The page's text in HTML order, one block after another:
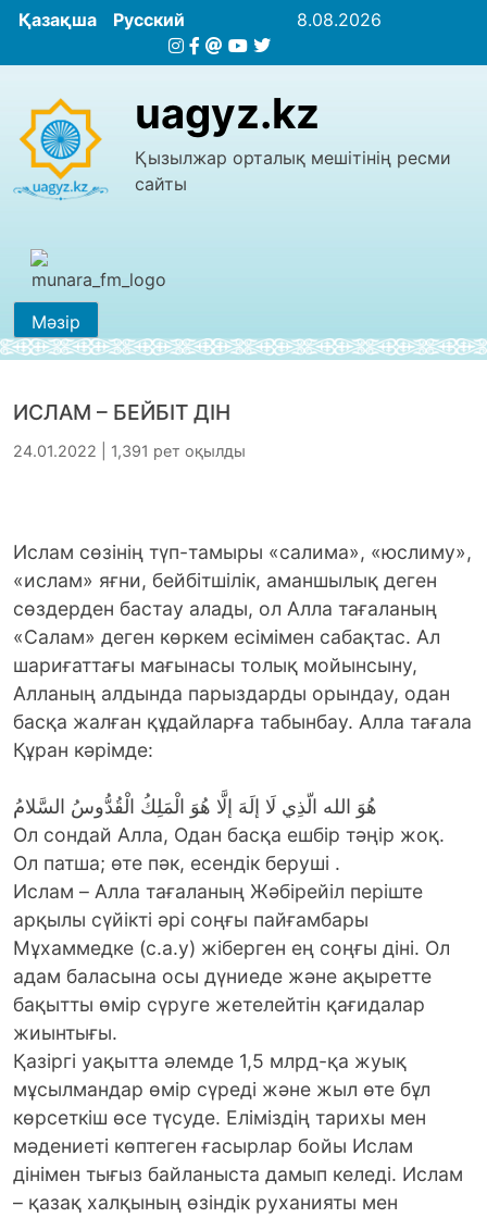
Қазақша Русский 8.08.2026
uagyz.kz
Қызылжар орталық мешітінің ресми
сайты
Мәзір
ИСЛАМ – БЕЙБІТ ДІН
24.01.2022 | 1,391 рет оқылды
Ислам сөзінің түп-тамыры «салима», «юслиму»,
«ислам» яғни, бейбітшілік, аманшылық деген
сөздерден бастау алады, ол Алла тағаланың
«Салам» деген көркем есімімен сабақтас. Ал
шариғаттағы мағынасы толық мойынсыну,
Алланың алдында парыздарды орындау, одан
басқа жалған құдайларға табынбау. Алла тағала
Құран кәрімде:
هُوَ الله الّذِي لَا إلَهَ إلَّا هُوَ الْمَلِكُ الْقُدُّوسُ السَّلامُ
Ол сондай Алла, Одан басқа ешбір тәңір жоқ.
Ол патша; өте пәк, есендік беруші .
Ислам – Aлла тағаланың Жəбірейіл періште
арқылы сүйікті әрі соңғы пайғамбары
Мұхаммедке (с.а.у) жіберген ең соңғы діні. Ол
адам баласына осы дүниеде және ақыретте
бақытты өмір сүруге жетелейтін қағидалар
жиынтығы.
Қазіргі уақытта әлемде 1,5 млрд-қа жуық
мұсылмандар өмір сүреді және жыл өте бұл
көрсеткіш өсе түсуде. Еліміздің тарихы мен
мәдениеті көптеген ғасырлар бойы Ислам
дінімен тығыз байланыста дамып келеді. Ислам
– қазақ халқының өзіндік руханияты мен